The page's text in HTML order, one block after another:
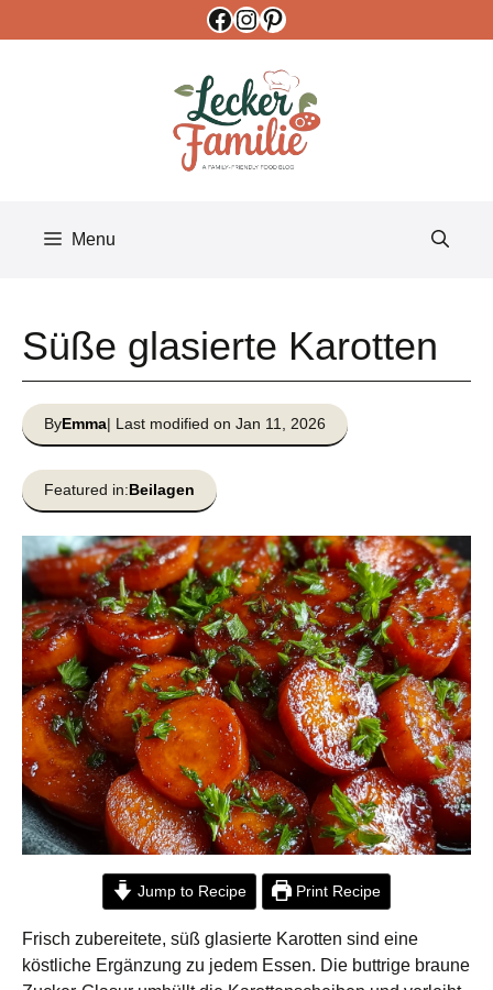
Facebook
Instagram
Pinterest
Menu
Süße glasierte Karotten
ByEmma| Last modified on Jan 11, 2026
Featured in:Beilagen
Jump to Recipe Print Recipe
Frisch zubereitete, süß glasierte Karotten sind eine
köstliche Ergänzung zu jedem Essen. Die buttrige braune